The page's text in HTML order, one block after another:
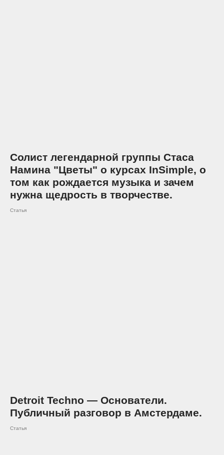
Солист легендарной группы Стаса
Намина "Цветы" о курсах InSimple, о
том как рождается музыка и зачем
нужна щедрость в творчестве.
Статья
Detroit Techno — Основатели.
Публичный разговор в Амстердаме.
Статья